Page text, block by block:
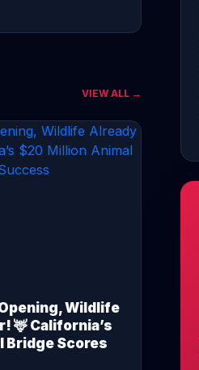
VIEW ALL →
Wildlife
🦌 California’s
Bridge Scores